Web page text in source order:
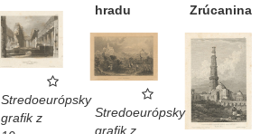
Zrúcanina
hradu
Stredoeurópsky
grafik z
Stredoeurópsky
grafik z